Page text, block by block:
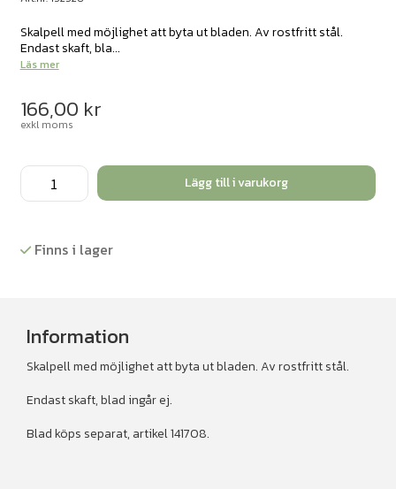
Skalpell med möjlighet att byta ut bladen. Av rostfritt stål.
Endast skaft, bla...
Läs mer
166,00 kr
exkl moms
Skalpellskaft
nr4
st/fp
Lägg till i varukorg
Finns i lager
Information
Skalpell med möjlighet att byta ut bladen. Av rostfritt stål.
Endast skaft, blad ingår ej.
Blad köps separat, artikel 141708.